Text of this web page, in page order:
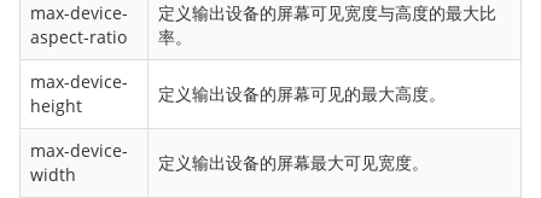
counter-increment
counter-reset
cursor
direction
display
empty-cells
max-device-
aspect-ratio
定义输出设备的屏幕可见宽度与高度的最大比
率。
max-device-
height
定义输出设备的屏幕可见的最大高度。
max-device-
width
定义输出设备的屏幕最大可见宽度。